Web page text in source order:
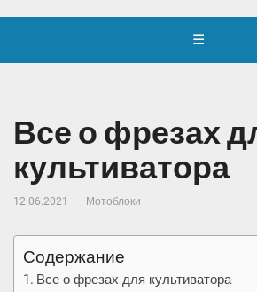
☰
Все о фрезах
культиватора
12.06.2021 Мотоблоки
Содержание
Все о фрезах для культиватора